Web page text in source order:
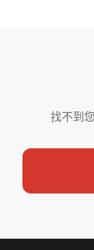
找不到